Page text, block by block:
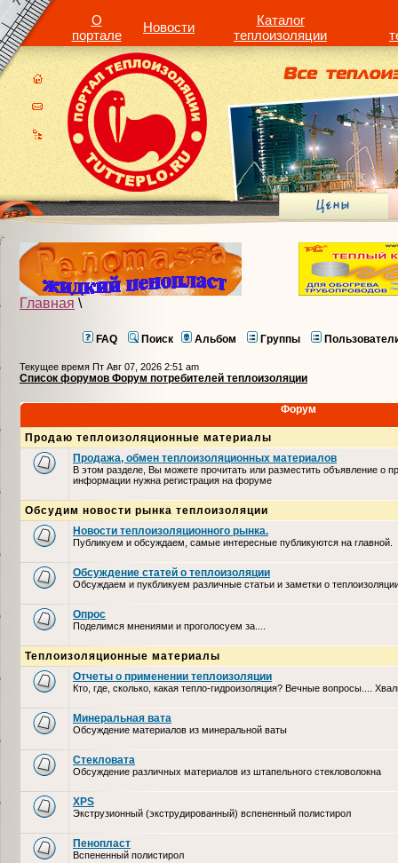
О
портале
Новости
Каталог
теплоизоляции
Главная \
FAQ Поиск Альбом Группы
Текущее время Пт Авг 07, 2026 2:51 am
Список форумов Форум потребителей теплоизоляции
Форум
Продаю теплоизоляционные материалы
Продажа, обмен теплоизоляционных материалов
В этом разделе, Вы можете прочитать или разместить объявление о
информации нужна регистрация на форуме
Обсудим новости рынка теплоизоляции
Новости теплоизоляционного рынка.
Публикуем и обсуждаем, самые интересные публикуются на главной.
Обсуждение статей о теплоизоляции
Обсуждаем и пукбликуем различные статьи и заметки о
Опрос
Поделимся мнениями и проголосуем за....
Теплоизоляционные материалы
Отчеты о применении теплоизоляции
Кто, где, сколько, какая тепло-гидроизоляция? Вечные вопросы....
Минеральная вата
Обсуждение материалов из минеральной ваты
Стекловата
Обсуждение различных материалов из штапельного стекловолокна
XPS
Экструзионный (экструдированный) вспененный полистирол
Пенопласт
Вспененный полистирол